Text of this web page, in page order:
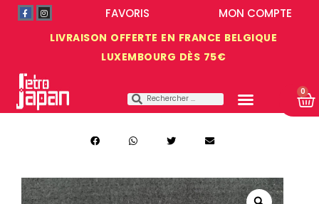
LIVRAISON OFFERTE EN FRANCE BELGIQUE
LUXEMBOURG DÈS 75€
MON COMPTE
FAVORIS
0